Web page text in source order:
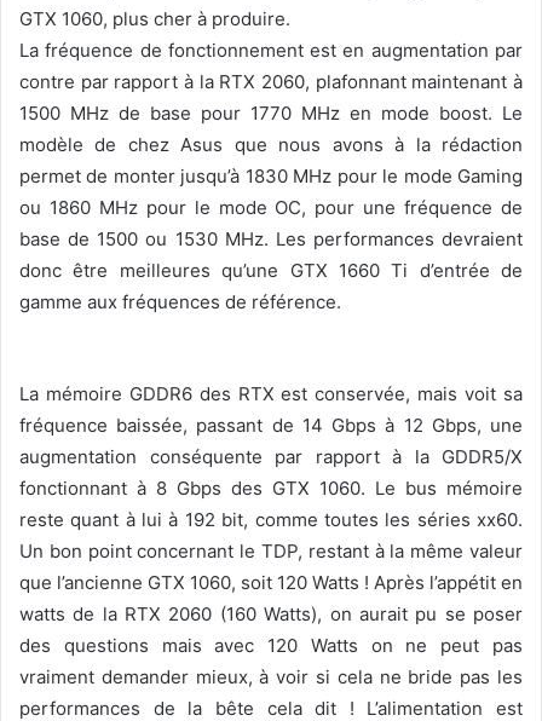
GTX 1060, plus cher à produire.
La fréquence de fonctionnement est en augmentation par
contre par rapport à la RTX 2060, plafonnant maintenant à
1500 MHz de base pour 1770 MHz en mode boost. Le
modèle de chez Asus que nous avons à la rédaction
permet de monter jusqu’à 1830 MHz pour le mode Gaming
ou 1860 MHz pour le mode OC, pour une fréquence de
base de 1500 ou 1530 MHz. Les performances devraient
donc être meilleures qu’une GTX 1660 Ti d’entrée de
gamme aux fréquences de référence.
La mémoire GDDR6 des RTX est conservée, mais voit sa
fréquence baissée, passant de 14 Gbps à 12 Gbps, une
augmentation conséquente par rapport à la GDDR5/X
fonctionnant à 8 Gbps des GTX 1060. Le bus mémoire
reste quant à lui à 192 bit, comme toutes les séries xx60.
Un bon point concernant le TDP, restant à la même valeur
que l’ancienne GTX 1060, soit 120 Watts ! Après l’appétit en
watts de la RTX 2060 (160 Watts), on aurait pu se poser
des questions mais avec 120 Watts on ne peut pas
vraiment demander mieux, à voir si cela ne bride pas les
performances de la bête cela dit ! L’alimentation est